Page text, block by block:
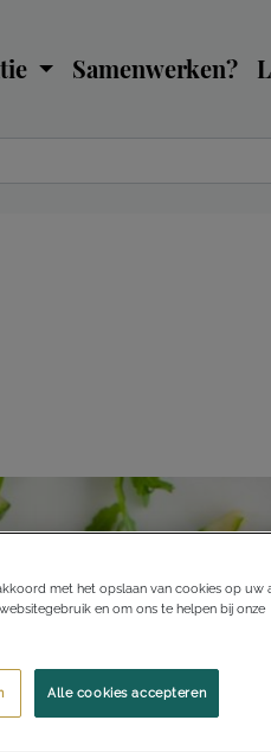
Samenwerken?
met het opslaan van cookies op
en om ons te helpen bij onze
Alle cookies accepteren